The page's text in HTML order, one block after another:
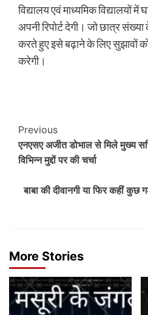
विद्यालय एवं माध्यमिक विद्यालयों
अपनी रिपोर्ट देगी। जो छात्र
करते हुए इसे बढ़ाने के लिए सुझावों
करेगी।
Post
Navigation
Previous
एनएसए अजीत डोभाल से मिले मुख्य
विभिन्न मुद्दों पर की चर्चा
बाबा की दीवानगी या फिर कहीं
More Stories